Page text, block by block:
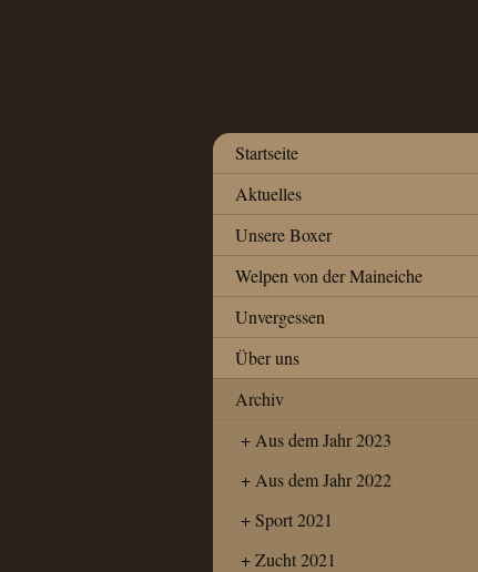
Startseite
Aktuelles
Unsere Boxer
Welpen von der Maineiche
Unvergessen
Über uns
Archiv
Aus dem Jahr 2023
Aus dem Jahr 2022
Sport 2021
Zucht 2021